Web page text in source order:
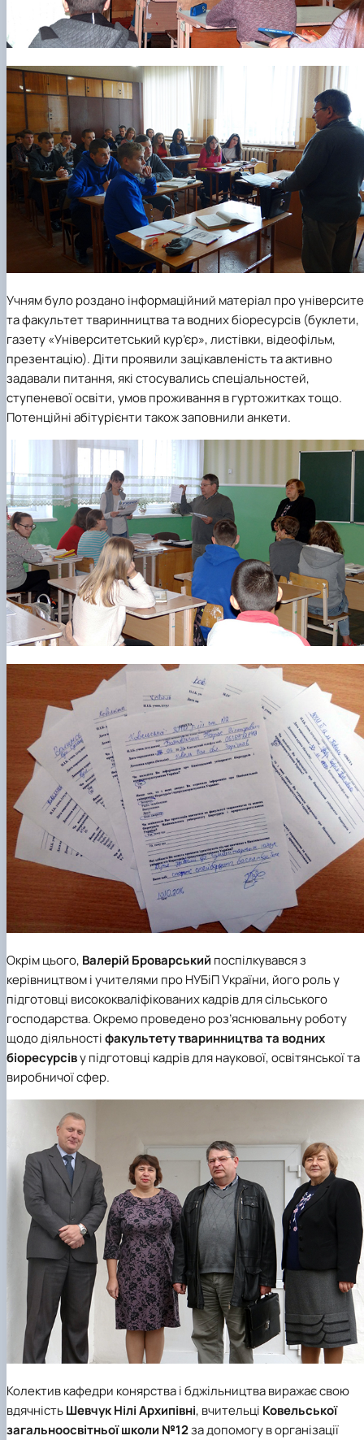
Учням було роздано інформаційний матеріал про
та факультет тваринництва та водних біоресурсів (буклети,
газету «Університетський кур’єр», листівки, відеофільм,
презентацію). Діти проявили зацікавленість та активно
задавали питання, які стосувались спеціальностей,
ступеневої освіти, умов проживання в гуртожитках тощо.
Потенційні абітурієнти також заповнили анкети.
Окрім цього, Валерій Броварський поспілкувався з
керівництвом і учителями про НУБіП України, його роль у
підготовці висококваліфікованих кадрів для сільського
господарства. Окремо проведено роз’яснювальну роботу
щодо діяльностіфакультету тваринництва та водних
біоресурсіву підготовці кадрів для наукової, освітянської та
виробничої сфер.
Колективкафедри конярства і бджільництвавиражає свою
вдячністьШевчук Нілі Архипівні, вчительці Ковельської
загальноосвітньої школи №12за допомогу в організації